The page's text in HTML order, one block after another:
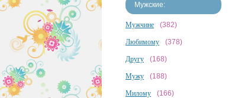
Мужские:
Мужчине (382)
Любимому (378)
Другу (168)
Мужу (188)
Милому (166)